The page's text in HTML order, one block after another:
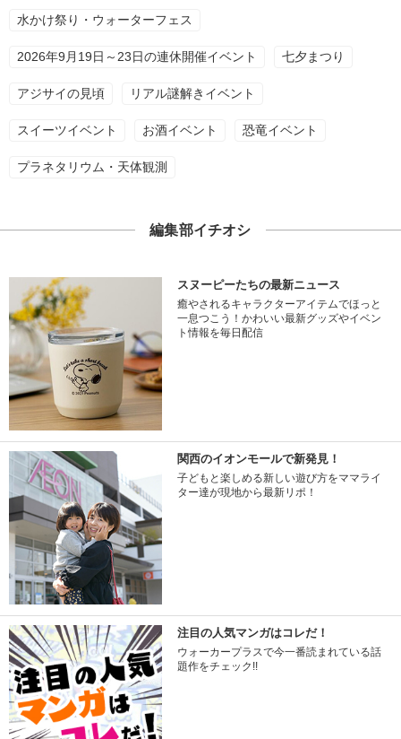
水かけ祭り・ウォーターフェス
2026年9月19日～23日の連休開催イベント 七夕まつり
アジサイの見頃 リアル謎解きイベント
スイーツイベント お酒イベント 恐竜イベント
プラネタリウム・天体観測
編集部イチオシ
スヌーピーたちの最新ニュース
癒やされるキャラクターアイテムでほっと
一息つこう！かわいい最新グッズやイベン
ト情報を毎日配信
関西のイオンモールで新発見！
子どもと楽しめる新しい遊び方をママライ
ター達が現地から最新リポ！
注目の人気マンガはコレだ！
ウォーカープラスで今一番読まれている話
題作をチェック!!